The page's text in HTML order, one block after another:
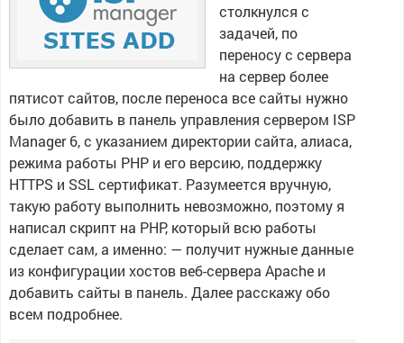
столкнулся с
задачей, по
переносу с сервера
на сервер более
пятисот сайтов, после переноса все сайты нужно
было добавить в панель управления сервером ISP
Manager 6, с указанием директории сайта, алиаса,
режима работы PHP и его версию, поддержку
HTTPS и SSL сертификат. Разумеется вручную,
такую работу выполнить невозможно, поэтому я
написал скрипт на PHP, который всю работы
сделает сам, а именно: — получит нужные данные
из конфигурации хостов веб-сервера Apache и
добавить сайты в панель. Далее расскажу обо
всем подробнее.